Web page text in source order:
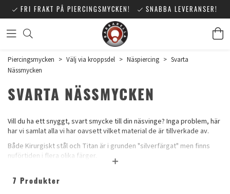
FRI FRAKT PÅ PIERCINGSMYCKEN! SNABBA LEVERANSER!
Piercingsmycken > Välj via kroppsdel > Näspiercing > Svarta
Nässmycken
SVARTA NÄSSMYCKEN
Vill du ha ett snyggt, svart smycke till din näsvinge? Inga problem, här
har vi samlat alla vi har oavsett vilket material de är tillverkade av.
Både Kirurgiskt stål och Titan är i grunden "silverfärgat" men finns
nuförtiden i flera olika färger.
mening, det är 316L Stål eller Titan som täckts med en tunn
7 Produkter